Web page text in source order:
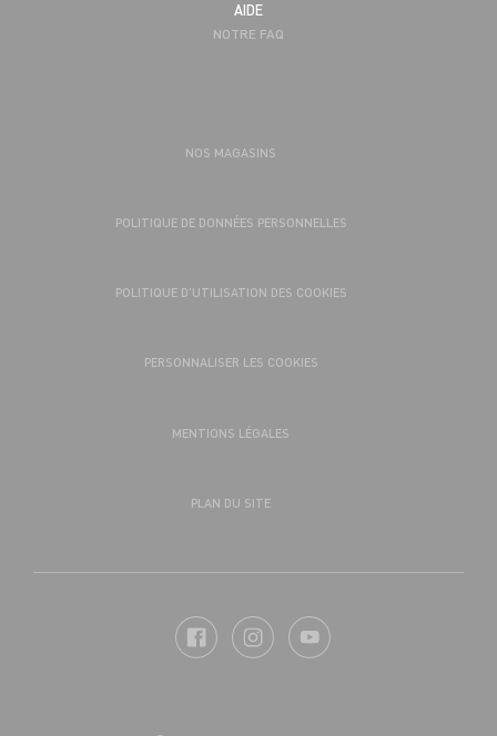
AIDE
NOTRE FAQ
NOS MAGASINS
POLITIQUE DE DONNÉES PERSONNELLES
POLITIQUE D’UTILISATION DES COOKIES
PERSONNALISER LES COOKIES
MENTIONS LÉGALES
PLAN DU SITE